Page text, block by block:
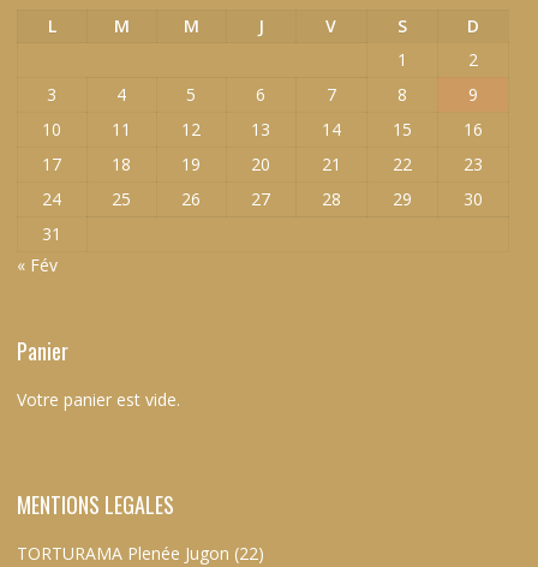
L M M J V S
D
1
2
3
4 5 6 7 8
9
10
11 12 13 14 15
16
17
18 19 20 21 22
23
24
25 26 27 28 29
30
31
« Fév
Panier
Votre panier est vide.
MENTIONS LEGALES
TORTURAMA Plenée Jugon (22)